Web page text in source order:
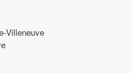
Villeneuve